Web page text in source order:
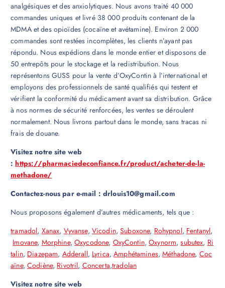
analgésiques et des anxiolytiques. Nous avons traité 40 000
commandes uniques et livré 38 000 produits contenant de la
MDMA et des opioïdes (cocaïne et avétamine). Environ 2 000
commandes sont restées incomplètes, les clients n’ayant pas
répondu. Nous expédions dans le monde entier et disposons de
50 entrepôts pour le stockage et la redistribution. Nous
représentons GUSS pour la vente d’OxyContin à l’international et
employons des professionnels de santé qualifiés qui testent et
vérifient la conformité du médicament avant sa distribution. Grâce
à nos normes de sécurité renforcées, les ventes se déroulent
normalement. Nous livrons partout dans le monde, sans tracas ni
frais de douane.
Visitez notre site web
:https://pharmaciedeconfiance.fr/product/acheter-de-la-
methadone/
Contactez-nous par e-mail : drlouis10@gmail.com
Nous proposons également d’autres médicaments, tels que :
tramadol, Xanax, Vyvanse, Vicodin,Suboxone, Rohypnol, Fentanyl,
Imovane, Morphine, Oxycodone, OxyContin,Oxynorm,subutex, Ri
talin, Diazepam, Adderall, Lyrica,Amphétamines,Méthadone, Coc
aïne, Codiène, Rivotril, Concerta,tradolan
Visitez notre site web